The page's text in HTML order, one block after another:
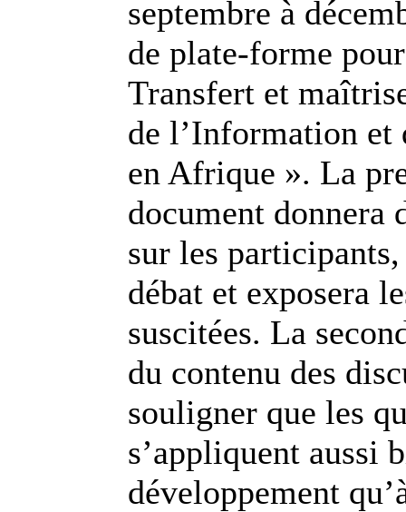
septembre à
de plate-forme
Transfert et
de l’Information
en Afrique ». La
document donnera
sur les
débat et exposera
suscitées. La
du contenu des
souligner que les
s’appliquent aussi
développement